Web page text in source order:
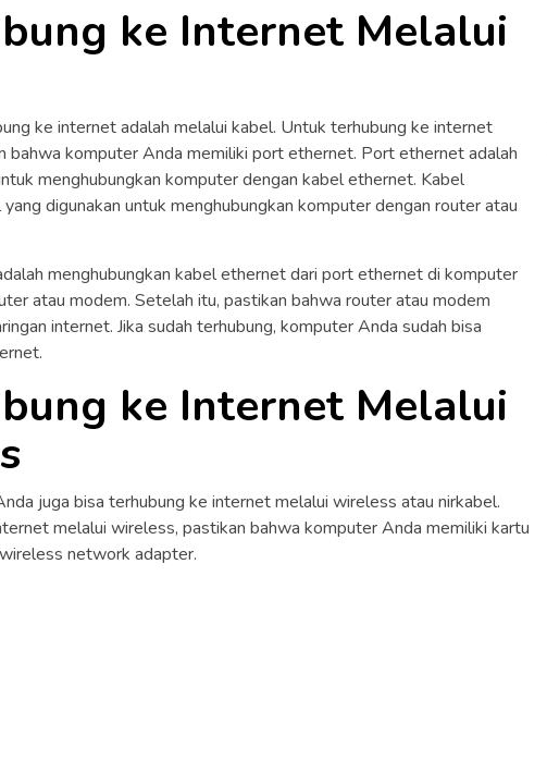
ke Internet Melalui
ke internet adalah melalui kabel. Untuk terhubung ke internet
bahwa komputer Anda memiliki port ethernet. Port ethernet adalah
menghubungkan komputer dengan kabel ethernet. Kabel
digunakan untuk menghubungkan komputer dengan router atau
menghubungkan kabel ethernet dari port ethernet di komputer
atau modem. Setelah itu, pastikan bahwa router atau modem
internet. Jika sudah terhubung, komputer Anda sudah bisa
ke Internet Melalui
juga bisa terhubung ke internet melalui wireless atau nirkabel.
melalui wireless, pastikan bahwa komputer Anda memiliki kartu
network adapter.